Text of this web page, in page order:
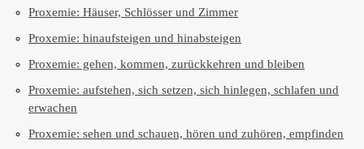
Proxemie: Häuser, Schlösser und Zimmer
Proxemie: hinaufsteigen und hinabsteigen
Proxemie: gehen, kommen, zurückkehren und bleiben
Proxemie: aufstehen, sich setzen, sich hinlegen, schlafen und
erwachen
Proxemie: sehen und schauen, hören und zuhören, empfinden